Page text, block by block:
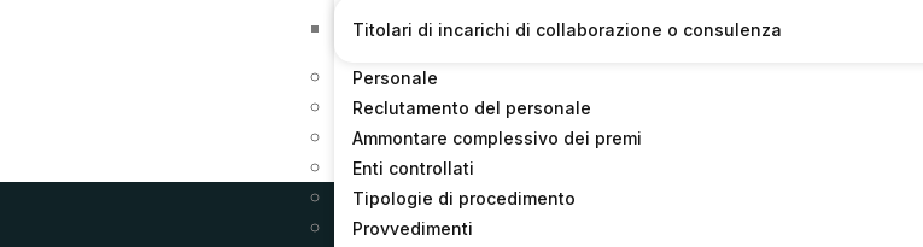
Titolari di incarichi di collaborazione o consulenza
Personale
Reclutamento del personale
Ammontare complessivo dei premi
Enti controllati
Tipologie di procedimento
Provvedimenti